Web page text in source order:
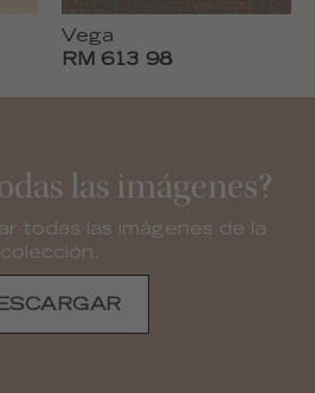
Vega
RM 613 98
las imágenes?
todas las imágenes de la
colección.